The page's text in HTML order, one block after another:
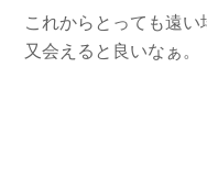
これからとっても遠い
又会えると良いなぁ。